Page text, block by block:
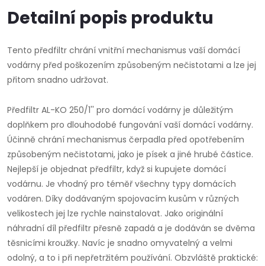
Detailní popis produktu
Tento předfiltr chrání vnitřní mechanismus vaší domácí
vodárny před poškozením způsobeným nečistotami a lze jej
přitom snadno udržovat.
Předfiltr AL-KO 250/1'' pro domácí vodárny je důležitým
doplňkem pro dlouhodobé fungování vaší domácí vodárny.
Účinně chrání mechanismus čerpadla před opotřebením
způsobeným nečistotami, jako je písek a jiné hrubé částice.
Nejlepší je objednat předfiltr, když si kupujete domácí
vodárnu. Je vhodný pro téměř všechny typy domácích
vodáren. Díky dodávaným spojovacím kusům v různých
velikostech jej lze rychle nainstalovat. Jako originální
náhradní díl předfiltr přesně zapadá a je dodáván se dvěma
těsnicími kroužky. Navíc je snadno omyvatelný a velmi
odolný, a to i při nepřetržitém používání. Obzvláště praktické: